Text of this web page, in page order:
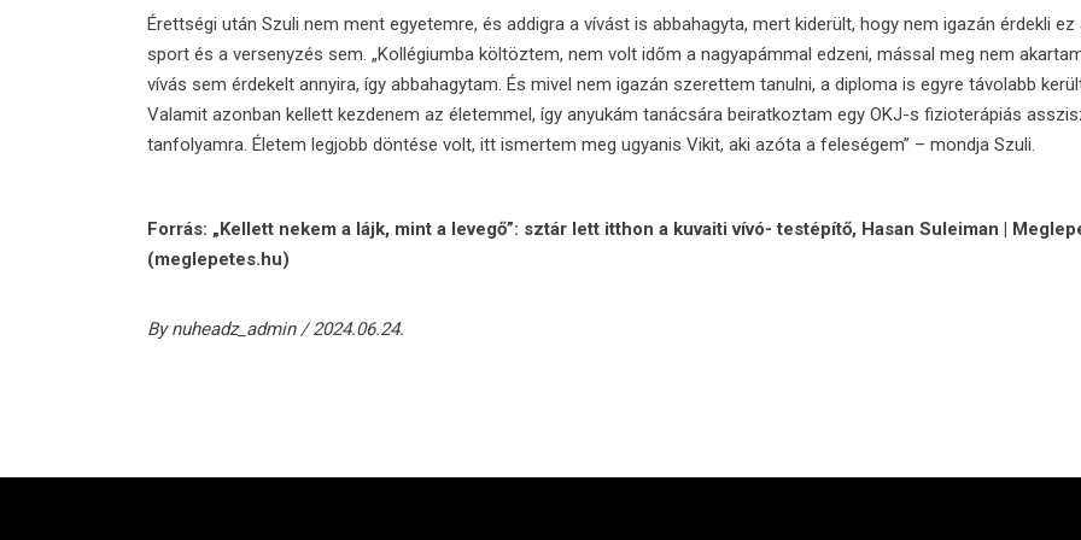
Érettségi után Szuli nem ment egyetemre, és addigra a vívást is abbahagyta, mert kiderült, hogy nem igazán érdekli ez
sport és a versenyzés sem. „Kollégiumba költöztem, nem volt időm a nagyapámmal edzeni, mással meg nem
vívás sem érdekelt annyira, így abbahagytam. És mivel nem igazán szerettem tanulni, a diploma is egyre távolabb
Valamit azonban kellett kezdenem az életemmel, így anyukám tanácsára beiratkoztam egy OKJ-s fizioterápiás
tanfolyamra. Életem legjobb döntése volt, itt ismertem meg ugyanis Vikit, aki azóta a feleségem” – mondja Szuli.
Forrás: „Kellett nekem a lájk, mint a levegő”: sztár lett itthon a kuvaiti vívó- testépítő, Hasan Suleiman |
(meglepetes.hu)
Bynuheadz_admin 2024.06.24.